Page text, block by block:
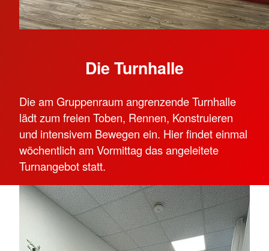
Die Turnhalle
Die am Gruppenraum angrenzende Turnhalle
lädt zum freien Toben, Rennen, Konstruieren
und intensivem Bewegen ein. Hier findet einmal
wöchentlich am Vormittag das angeleitete
Turnangebot statt.